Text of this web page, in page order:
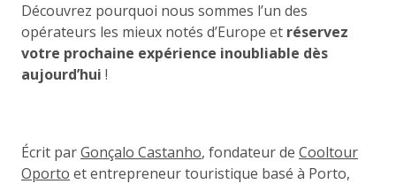
Découvrez pourquoi nous sommes l’un des
opérateurs les mieux notés d’Europe et réservez
votre prochaine expérience inoubliable dès
aujourd’hui !
Écrit parGonçalo Castanho, fondateur de Cooltour
Oporto et entrepreneur touristique basé à Porto,